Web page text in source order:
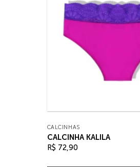
CALCINHAS
CALCINHA KALILA
R$ 72,90